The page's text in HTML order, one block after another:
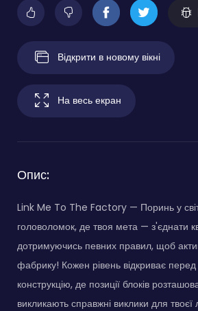
Відкрити в новому вікні
На весь екран
Опис:
Link Me To The Factory — Поринь у
головоломок, де твоя мета — з'єднати
дотримуючись певних правил, щоб
фабрику! Кожен рівень відкриває
конструкцію, де позиції блоків
викликають справжні виклики для твоєї